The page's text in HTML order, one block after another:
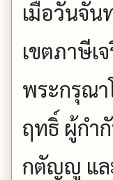
เมื่อวันจัน
เขตภาษีเ
พระกรุณ
ฤทธิ์ ผู้กำ
กตัญญู แล